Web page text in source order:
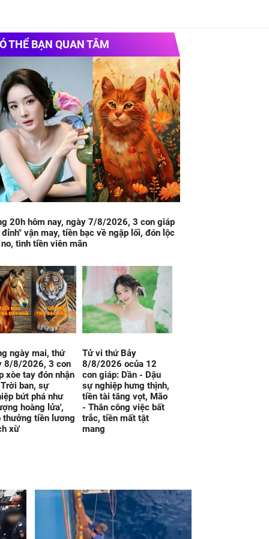
THỂ BẠN QUAN TÂM
20h hôm nay, ngày 7/8/2026, 3 con giáp
đỉnh" vận may, tiền bạc về ngập lối, đón lộc
tình tiền viên mãn
ngày mai, thứ
8/8/2026, 3 con
xòe tay đón nhận
Trời ban, sự
bứt phá như
hoàng lửa',
thưởng tiền lương
xù'
Tử vi thứ Bảy
8/8/2026 ocủa 12
con giáp: Dần - Dậu
sự nghiệp hưng thịnh,
tiền tài tăng vọt, Mão
- Thân công việc bất
trắc, tiền mất tật
mang